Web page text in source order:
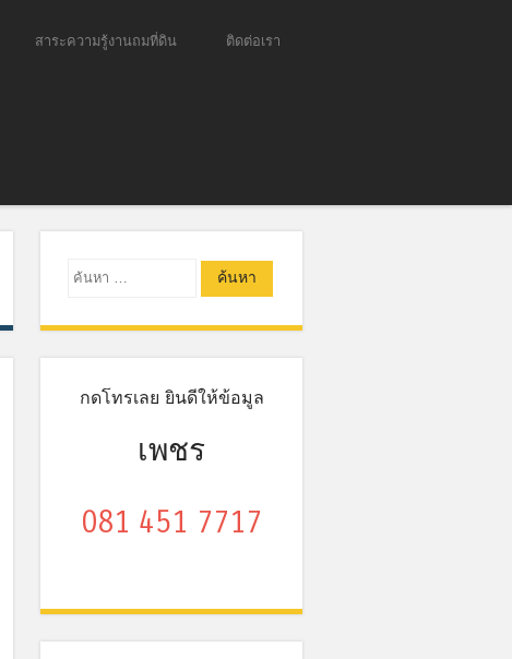
สาระความรู้งานถมที่ดิน ติดต่อเรา
ค้นหา
กดโทรเลย ยินดีให้ข้อมูล
เพชร
081 451 7717